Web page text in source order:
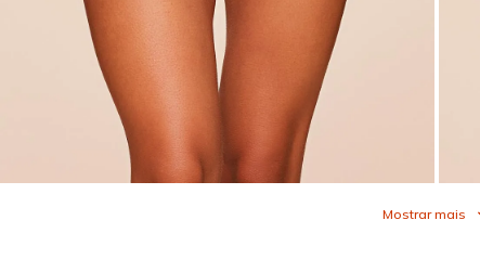
Mostrar mais